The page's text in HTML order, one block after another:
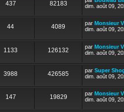
437 82183
dim. août 09,
44 4089 par Monsieur
dim. août 09,
1133 126132 par Monsieur
dim. août 09,
3988 426585 par Super
dim. août 09,
147 19829 par Monsieur
dim. août 09,